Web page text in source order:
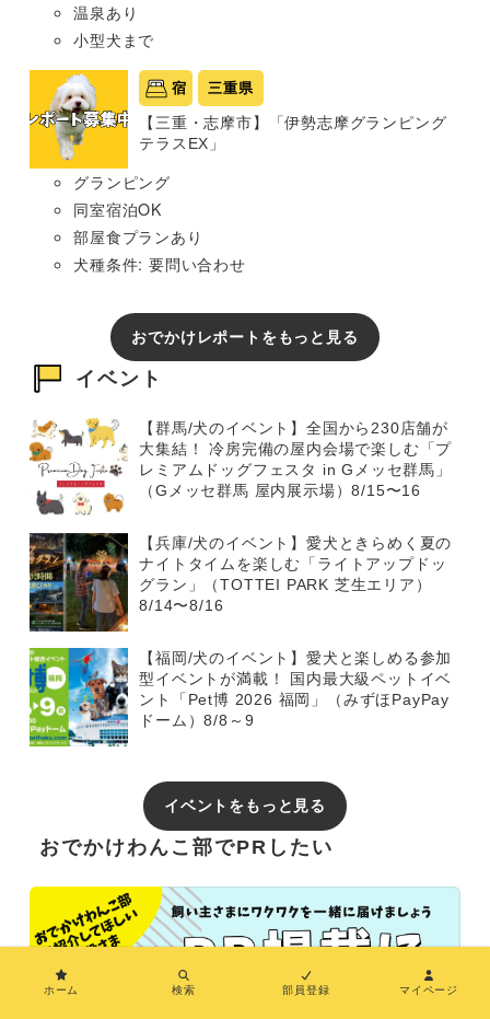
温泉あり
小型犬まで
宿 三重県
【三重・志摩市】「伊勢志摩グランピング
テラスEX」
グランピング
同室宿泊OK
部屋食プランあり
犬種条件: 要問い合わせ
おでかけレポートをもっと見る
イベント
【群馬/犬のイベント】全国から230店舗が
大集結！ 冷房完備の屋内会場で楽しむ「プ
レミアムドッグフェスタ in Gメッセ群馬」
（Gメッセ群馬 屋内展示場）8/15〜16
【兵庫/犬のイベント】愛犬ときらめく夏の
ナイトタイムを楽しむ「ライトアップドッ
グラン」（TOTTEI PARK 芝生エリア）
8/14〜8/16
【福岡/犬のイベント】愛犬と楽しめる参加
型イベントが満載！ 国内最大級ペットイベ
ント「Pet博 2026 福岡」（みずほPayPay
ドーム）8/8～9
イベントをもっと見る
おでかけわんこ部でPRしたい
ホーム 検索 部員登録 マイページ